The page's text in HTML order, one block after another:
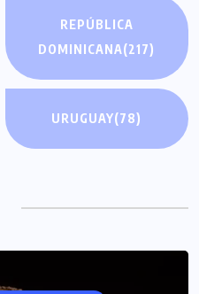
REPÚBLICA
DOMINICANA(217)
URUGUAY(78)